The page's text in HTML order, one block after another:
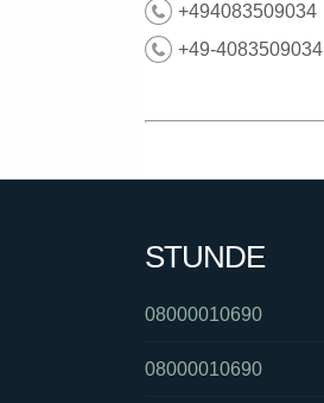
+494083509034
+49-4083509034
STUNDE
08000010690
08000010690